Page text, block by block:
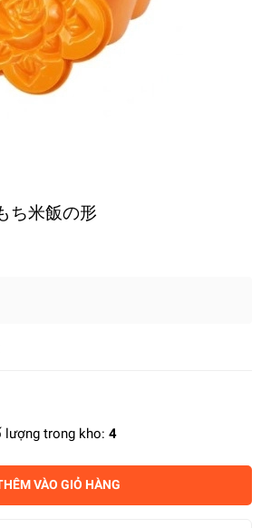
ち米飯の形
lượng trong kho: 4
VÀO GIỎ HÀNG